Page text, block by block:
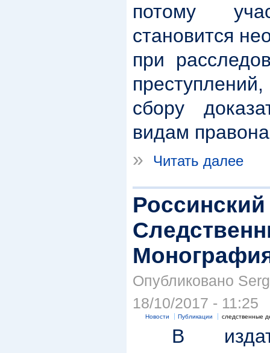
потому
становится
при
сбору
видам
»
Читать далее
Опубликовано
18/10/2017 - 11:25
Новости Публикации следственные
В